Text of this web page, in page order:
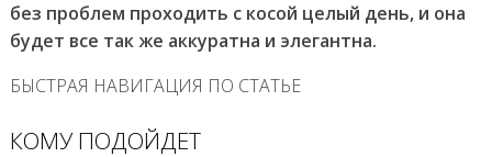
без проблем проходить с косой целый день, и она
будет все так же аккуратна и элегантна.
БЫСТРАЯ НАВИГАЦИЯ ПО СТАТЬЕ
КОМУ ПОДОЙДЕТ